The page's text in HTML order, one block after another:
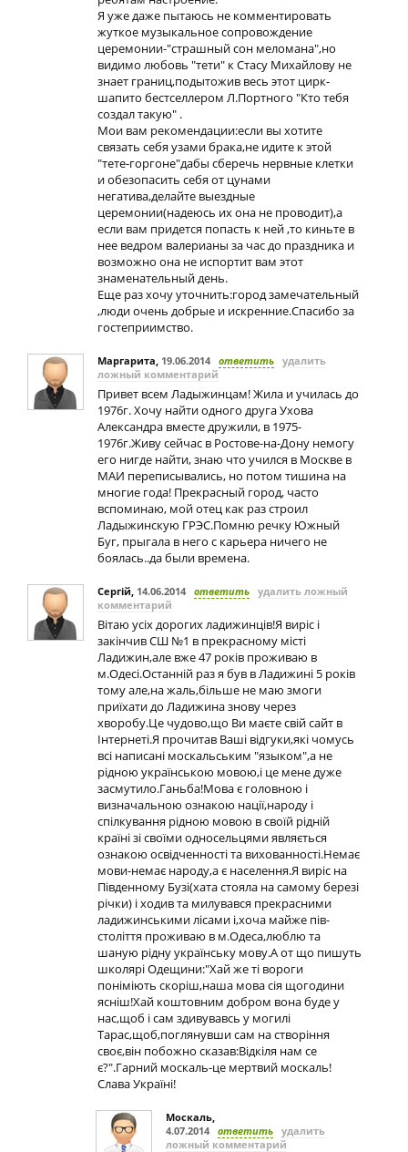
Я уже даже пытаюсь не комментировать
жуткое музыкальное сопровождение
церемонии-"страшный сон меломана",но
видимо любовь "тети" к Стасу Михайлову не
знает границ,подытожив весь этот цирк-
шапито бестселлером Л.Портного "Кто тебя
создал такую" .
Мои вам рекомендации:если вы хотите
связать себя узами брака,не идите к этой
"тете-горгоне"дабы сберечь нервные клетки
и обезопасить себя от цунами
негатива,делайте выездные
церемонии(надеюсь их она не проводит),а
если вам придется попасть к ней ,то киньте в
нее ведром валерианы за час до праздника и
возможно она не испортит вам этот
знаменательный день.
Еще раз хочу уточнить:город замечательный
,люди очень добрые и искренние.Спасибо за
гостеприимство.
Маргарита, 19.06.2014 ответить удалить
ложный комментарий
Привет всем Ладыжинцам! Жила и училась до
1976г. Хочу найти одного друга Ухова
Александра вместе дружили, в 1975-
1976г.Живу сейчас в Ростове-на-Дону немогу
его нигде найти, знаю что учился в Москве в
МАИ переписывались, но потом тишина на
многие года! Прекрасный город, часто
вспоминаю, мой отец как раз строил
Ладыжинскую ГРЭС.Помню речку Южный
Буг, прыгала в него с карьера ничего не
боялась..да были времена.
Сергій, 14.06.2014 ответить удалить ложный
комментарий
Вітаю усіх дорогих ладижинців!Я виріс і
закінчив СШ №1 в прекрасному місті
Ладижин,але вже 47 років проживаю в
м.Одесі.Останній раз я був в Ладижині 5 років
тому але,на жаль,більше не маю змоги
приїхати до Ладижина знову через
хворобу.Це чудово,що Ви маєте свій сайт в
Інтернеті.Я прочитав Ваші відгуки,які чомусь
всі написані москальським "языком",а не
рідною українською мовою,і це мене дуже
засмутило.Ганьба!Мова є головною і
визначальною ознакою нації,народу і
спілкування рідною мовою в своїй рідній
країні зі своїми односельцями являється
ознакою освідченності та вихованності.Немає
мови-немає народу,а є населення.Я виріс на
Південному Бузі(хата стояла на самому березі
річки) і ходив та милувався прекрасними
ладижинськими лісами і,хоча майже пів-
століття проживаю в м.Одеса,люблю та
шаную рідну українську мову.А от що пишуть
школярі Одещини:"Хай же ті вороги
поніміють скоріш,наша мова сія щогодини
ясніш!Хай коштовним добром вона буде у
нас,щоб і сам здивувавсь у могилі
Тарас,щоб,поглянувши сам на створіння
своє,він побожно сказав:Відкіля нам се
є?".Гарний москаль-це мертвий москаль!
Слава Україні!
Москаль,
4.07.2014 ответить удалить
ложный комментарий